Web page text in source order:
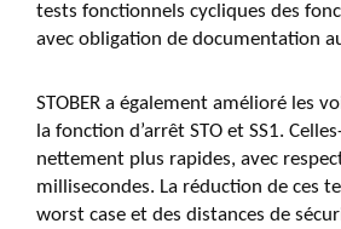
tests fonctionnels cycliques des
avec obligation de documentation
STOBER a également amélioré les
la fonction d’arrêt STO et SS1.
nettement plus rapides, avec
millisecondes. La réduction de ces
worst case et des distances de